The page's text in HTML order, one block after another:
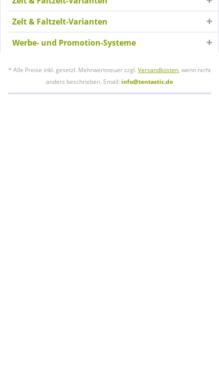
Zelt & Faltzelt-Varianten
Werbe- und Promotion-Systeme
* Alle Preise inkl. gesetzl. Mehrwertsteuer zzgl. Versandkosten, wenn nicht
anders beschrieben. Email: info@tentastic.de